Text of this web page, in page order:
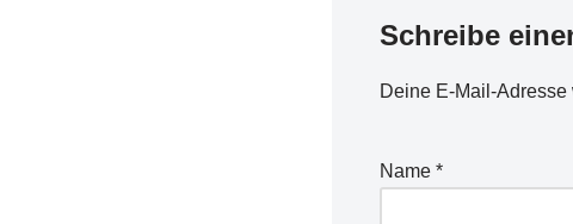
Schreibe
Deine E-Mail-
Name *